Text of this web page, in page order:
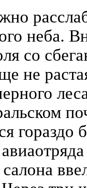
неба.
со
не
салона